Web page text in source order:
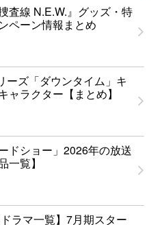
査線 N.E.W.』グッズ・特
ペーン情報まとめ
ーズ「ダウンタイム」キ
ャラクター【まとめ】
ドショー」2026年の放送
一覧】
ドラマ一覧】7月期スター